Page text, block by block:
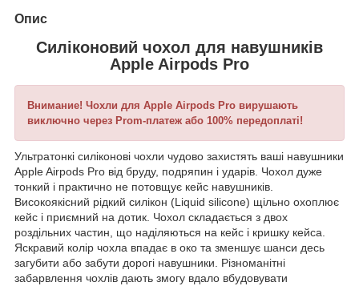
Опис
Силіконовий чохол для навушників
Apple Airpods Pro
Внимание! Чохли для Apple Airpods Pro вирушають
виключно через Prom-платеж або 100% передоплаті!
Ультратонкі силіконові чохли чудово захистять ваші навушники
Apple Airpods Pro від бруду, подряпин і ударів. Чохол дуже
тонкий і практично не потовщує кейс навушників.
Високоякісний рідкий силікон (Liquid silicone) щільно охоплює
кейс і приємний на дотик. Чохол складається з двох
роздільних частин, що наділяються на кейс і кришку кейса.
Яскравий колір чохла впадає в око та зменшує шанси десь
загубити або забути дорогі навушники. Різноманітні
забарвлення чохлів дають змогу вдало вбудовувати